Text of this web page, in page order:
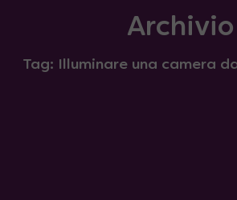
Archivio
Tag: Illuminare una camera